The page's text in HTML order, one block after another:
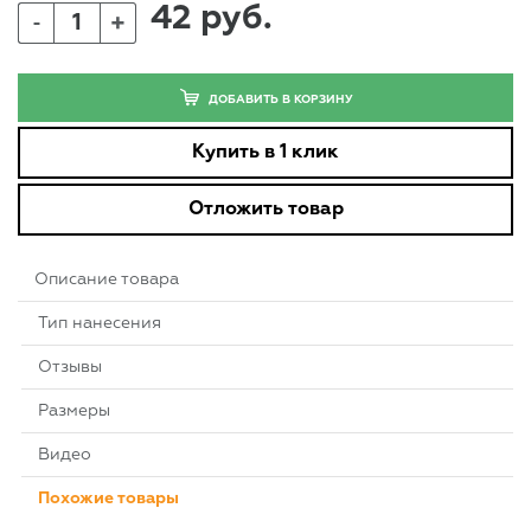
- + 42 руб.
ДОБАВИТЬ В КОРЗИНУ
Купить в 1 клик
Отложить товар
Описание товара
Тип нанесения
Отзывы
Размеры
Видео
Похожие товары